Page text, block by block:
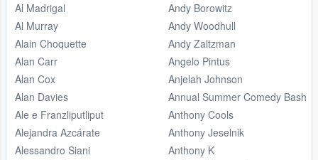
Al Madrigal
Al Murray
Alain Choquette
Alan Carr
Alan Cox
Alan Davies
Ale e Franzliputliput
Alejandra Azcárate
Alessandro Siani
Andy Borowitz
Andy Woodhull
Andy Zaltzman
Angelo Pintus
Anjelah Johnson
Annual Summer Comedy Bash
Anthony Cools
Anthony Jeselnik
Anthony K